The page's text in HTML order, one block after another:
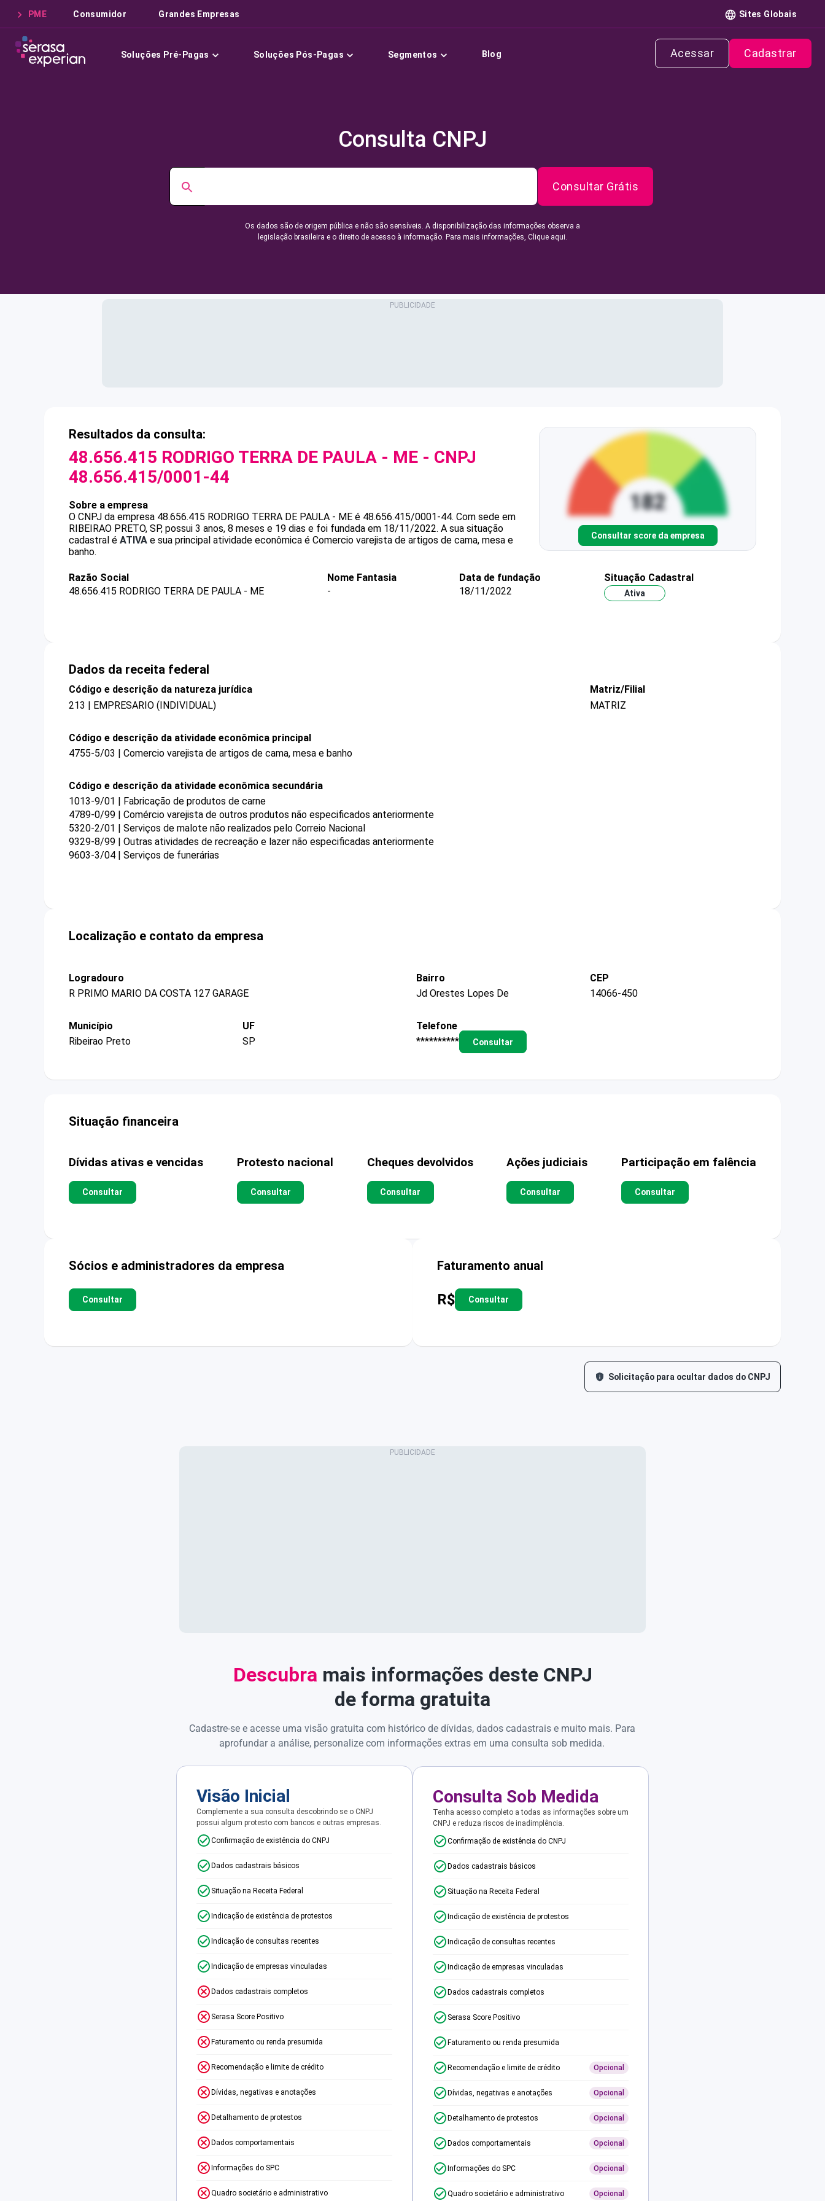
PME Consumidor Grandes Empresas Sites Globais
Soluções Pré-Pagas Soluções Pós-Pagas Segmentos Blog Acessar Cadastrar
Consulta CNPJ
Consultar Grátis
Os dados são de origem pública e não são sensíveis. A disponibilização das informações observa a
legislação brasileira e o direito de acesso à informação. Para mais informações, Clique aqui.
Resultados da consulta:
48.656.415 RODRIGO TERRA DE PAULA - ME - CNPJ
48.656.415/0001-44
Sobre a empresa
O CNPJ da empresa 48.656.415 RODRIGO TERRA DE PAULA - ME é 48.656.415/0001-44. Com sede em
RIBEIRAO PRETO, SP, possui 3 anos, 8 meses e 19 dias e foi fundada em 18/11/2022. A sua situação
cadastral é ATIVA e sua principal atividade econômica é Comercio varejista de artigos de cama, mesa e
banho.
Consultar score da empresa
Razão Social
48.656.415 RODRIGO TERRA DE PAULA - ME
Nome Fantasia
-
Data de fundação
18/11/2022
Situação Cadastral
Ativa
Dados da receita federal
Código e descrição da natureza jurídica
213 | EMPRESARIO (INDIVIDUAL)
Matriz/Filial
MATRIZ
Código e descrição da atividade econômica principal
4755-5/03 | Comercio varejista de artigos de cama, mesa e banho
Código e descrição da atividade econômica secundária
1013-9/01 | Fabricação de produtos de carne
4789-0/99 | Comércio varejista de outros produtos não especificados anteriormente
5320-2/01 | Serviços de malote não realizados pelo Correio Nacional
9329-8/99 | Outras atividades de recreação e lazer não especificadas anteriormente
9603-3/04 | Serviços de funerárias
Localização e contato da empresa
Logradouro
R PRIMO MARIO DA COSTA 127 GARAGE
Bairro
Jd Orestes Lopes De
CEP
14066-450
Município
Ribeirao Preto
UF
SP
Telefone
**********
Consultar
Situação financeira
Dívidas ativas e vencidas
Consultar
Protesto nacional
Consultar
Cheques devolvidos
Consultar
Ações judiciais
Consultar
Participação em falência
Consultar
Sócios e administradores da empresa
Consultar
Faturamento anual
R$ Consultar
Solicitação para ocultar dados do CNPJ
Descubra mais informações deste CNPJ
de forma gratuita
Cadastre-se e acesse uma visão gratuita com histórico de dívidas, dados cadastrais e muito mais. Para
aprofundar a análise, personalize com informações extras em uma consulta sob medida.
Visão Inicial
Complemente a sua consulta descobrindo se o CNPJ
possui algum protesto com bancos e outras empresas.
Confirmação de existência do CNPJ
Dados cadastrais básicos
Situação na Receita Federal
Indicação de existência de protestos
Indicação de consultas recentes
Indicação de empresas vinculadas
Dados cadastrais completos
Serasa Score Positivo
Faturamento ou renda presumida
Recomendação e limite de crédito
Dívidas, negativas e anotações
Detalhamento de protestos
Dados comportamentais
Informações do SPC
Quadro societário e administrativo
Consulta Sob Medida
Tenha acesso completo a todas as informações sobre um
CNPJ e reduza riscos de inadimplência.
Confirmação de existência do CNPJ
Dados cadastrais básicos
Situação na Receita Federal
Indicação de existência de protestos
Indicação de consultas recentes
Indicação de empresas vinculadas
Dados cadastrais completos
Serasa Score Positivo
Faturamento ou renda presumida
Recomendação e limite de crédito Opcional
Dívidas, negativas e anotações Opcional
Detalhamento de protestos Opcional
Dados comportamentais Opcional
Informações do SPC Opcional
Quadro societário e administrativo Opcional